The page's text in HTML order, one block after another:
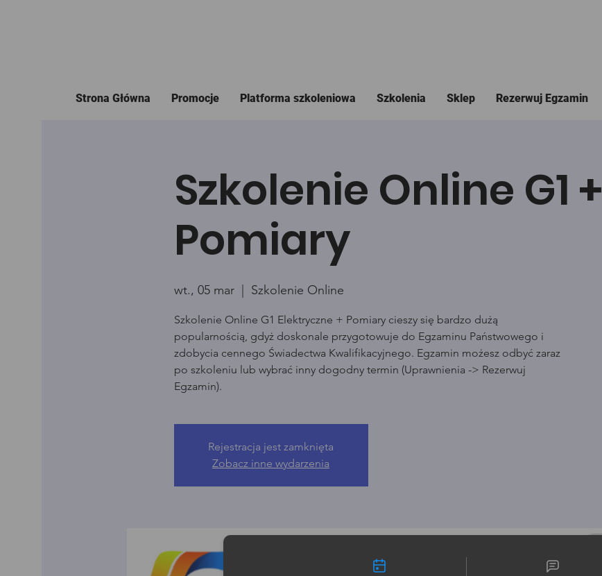
Strona Główna Promocje Platforma szkoleniowa Szkolenia Sklep Rezerwuj Egzamin
Szkolenie Online G1 +
Pomiary
wt., 05 mar
  |
Szkolenie Online
Szkolenie Online G1 Elektryczne + Pomiary cieszy się bardzo dużą
popularnością, gdyż doskonale przygotowuje do Egzaminu Państwowego i
zdobycia cennego Świadectwa Kwalifikacyjnego. Egzamin możesz odbyć zaraz
po szkoleniu lub wybrać inny dogodny termin (Uprawnienia -> Rezerwuj
Egzamin).
Rejestracja jest zamknięta
Zobacz inne wydarzenia
Możliwości kontaktu